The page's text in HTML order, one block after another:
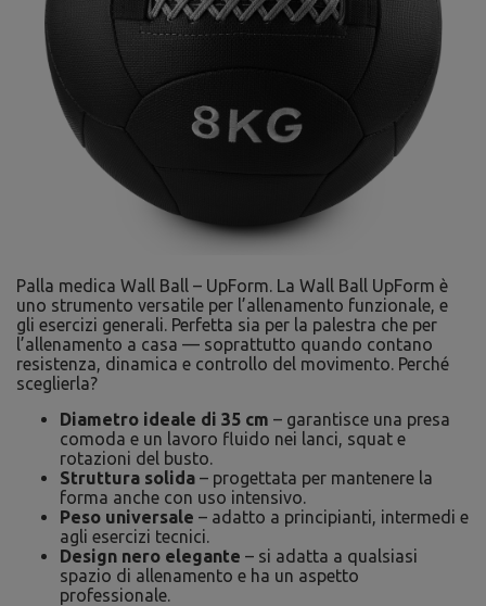
Palla medica Wall Ball – UpForm. La Wall Ball UpForm è
uno strumento versatile per l’allenamento funzionale, e
gli esercizi generali. Perfetta sia per la palestra che per
l’allenamento a casa — soprattutto quando contano
resistenza, dinamica e controllo del movimento. Perché
sceglierla?
Diametro ideale di 35 cm – garantisce una presa
comoda e un lavoro fluido nei lanci, squat e
rotazioni del busto.
Struttura solida – progettata per mantenere la
forma anche con uso intensivo.
Peso universale – adatto a principianti, intermedi e
agli esercizi tecnici.
Design nero elegante – si adatta a qualsiasi
spazio di allenamento e ha un aspetto
professionale.